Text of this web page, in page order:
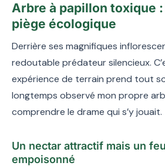
Arbre à papillon toxique
piège écologique
Derrière ses magnifiques
redoutable prédateur silencieux.
expérience de terrain prend tout
longtemps observé mon propre
comprendre le drame qui s’y jouait.
Un nectar attractif mais un
empoisonné